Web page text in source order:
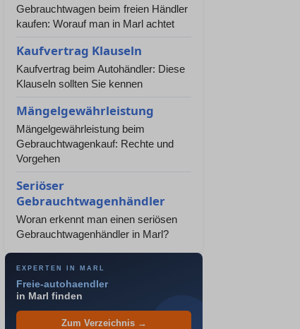
Gebrauchtwagen beim freien Händler
kaufen: Worauf man in Marl achtet
Kaufvertrag Klauseln
Kaufvertrag beim Autohändler: Diese
Klauseln sollten Sie kennen
Mängelgewährleistung
Mängelgewährleistung beim
Gebrauchtwagenkauf: Rechte und
Vorgehen
Seriöser
Gebrauchtwagenhändler
Woran erkennt man einen seriösen
Gebrauchtwagenhändler in Marl?
EXPERTEN IN MARL
Freie-autohaendler
in Marl finden
Zum Verzeichnis →